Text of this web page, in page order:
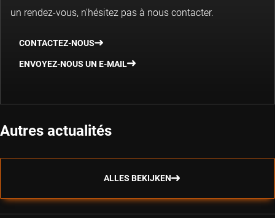
un rendez-vous, n'hésitez pas à nous contacter.
CONTACTEZ-NOUS
ENVOYEZ-NOUS UN E-MAIL
Autres actualités
ALLES BEKIJKEN